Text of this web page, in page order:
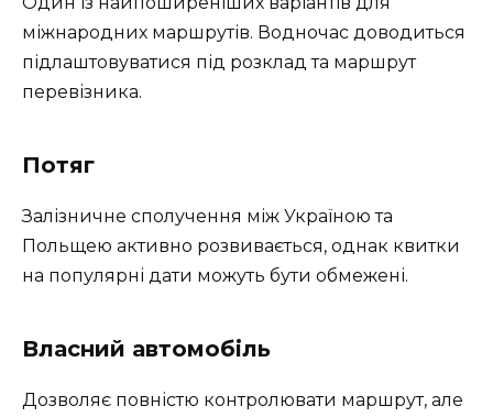
міжнародних маршрутів. Водночас доводиться
підлаштовуватися під розклад та маршрут
перевізника.
Потяг
Залізничне сполучення між Україною та
Польщею активно розвивається, однак квитки
на популярні дати можуть бути обмежені.
Власний автомобіль
Дозволяє повністю контролювати маршрут, але